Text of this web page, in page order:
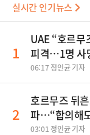
실시간 인기뉴스
1
UAE “호르무
피격…1명 사
06:17 정인균 기자
2
호르무즈 뒤
파…“합의해
03:01 정인균 기자